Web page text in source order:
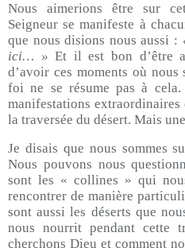
Nous aimerions être sur
Seigneur se manifeste à
que nous disions nous aussi :
ici… » Et il est bon d’être
d’avoir ces moments où nous
foi ne se résume pas à
manifestations
la traversée du désert. Mais
Je disais que nous sommes
Nous pouvons nous
sont les « collines » qui
rencontrer de manière
sont aussi les déserts que
nous nourrit pendant cette
cherchons Dieu et comment